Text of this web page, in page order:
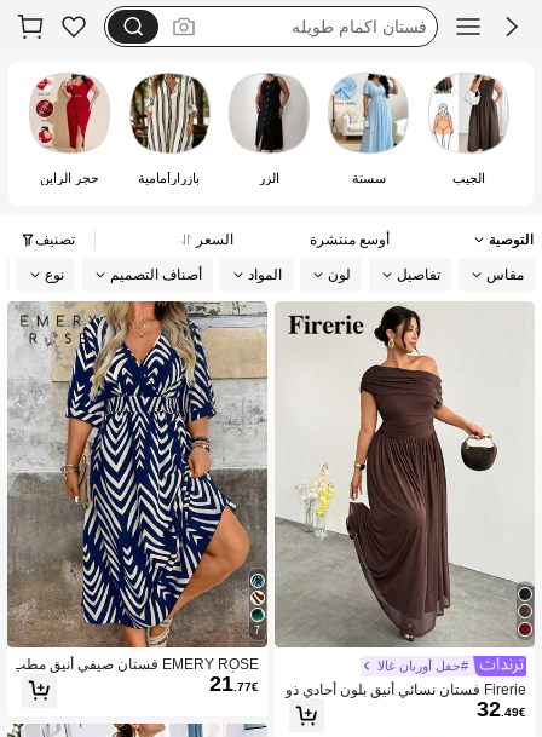
فستان استقبال
فستان يخفي الكرش
الجيب سستة الزر بازرارأمامية حجر الراين
التوصية أوسع منتشرة السعر تصنيف
مقاس تفاصيل لون المواد أصناف التصميم نوع
#حفل أوربان غالا
Firerie فستان نسائي أنيق بلون أحادي ذو
ياقة غير متماثلة، صيفي
32.49€
7
EMERY ROSE فستان صيفي أنيق مطب
وع بأكمام قصيرة
21.77€